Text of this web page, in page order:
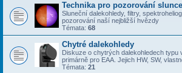
Technika pro pozorování slunce
Sluneční dalekohledy, filtry,
pozorování naší nejbližší hvězdy
Témata: 68
Chytré dalekohledy
Diskuze o chytrých dalekohledech typu
primárně pro EAA. Jejich HW, SW,
Témata: 21